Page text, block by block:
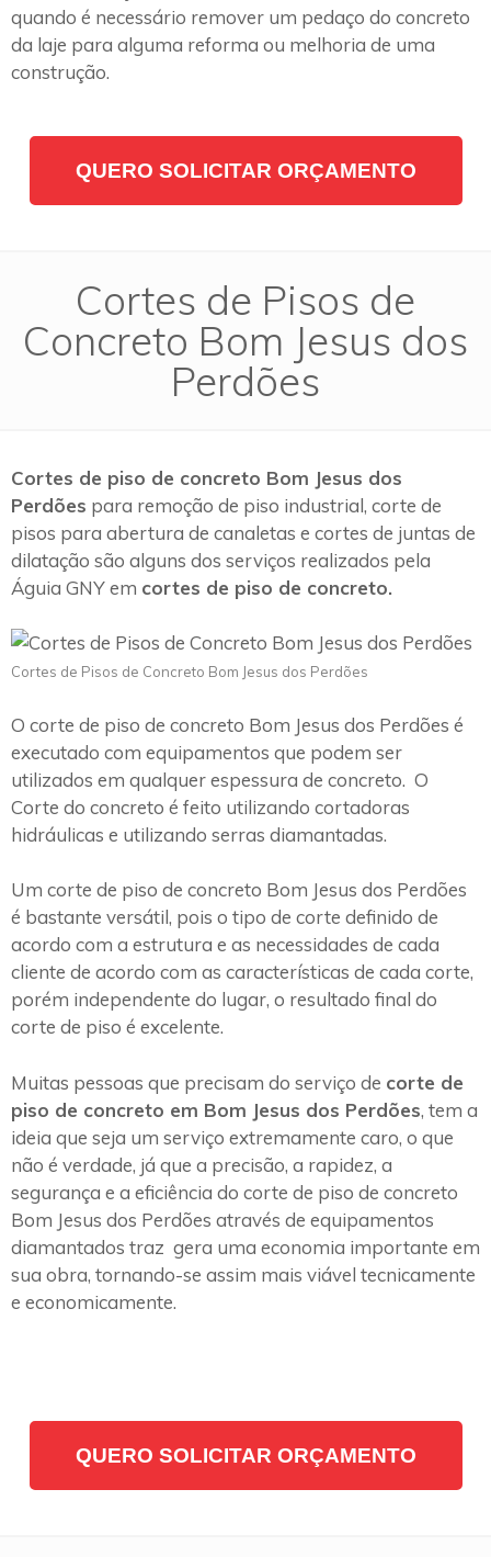
quando é necessário remover um pedaço do concreto
da laje para alguma reforma ou melhoria de uma
construção.
QUERO SOLICITAR ORÇAMENTO
Cortes de Pisos de
Concreto Bom Jesus dos
Perdões
Cortes de piso de concreto Bom Jesus dos
Perdões para remoção de piso industrial, corte de
pisos para abertura de canaletas e cortes de juntas de
dilatação são alguns dos serviços realizados pela
Águia GNY em cortes de piso de concreto.
Cortes de Pisos de Concreto Bom Jesus dos Perdões
O corte de piso de concreto Bom Jesus dos Perdões é
executado com equipamentos que podem ser
utilizados em qualquer espessura de concreto. O
Corte do concreto é feito utilizando cortadoras
hidráulicas e utilizando serras diamantadas.
Um corte de piso de concreto Bom Jesus dos Perdões
é bastante versátil, pois o tipo de corte definido de
acordo com a estrutura e as necessidades de cada
cliente de acordo com as características de cada corte,
porém independente do lugar, o resultado final do
corte de piso é excelente.
Muitas pessoas que precisam do serviço de corte de
piso de concreto em Bom Jesus dos Perdões, tem a
ideia que seja um serviço extremamente caro, o que
não é verdade, já que a precisão, a rapidez, a
segurança e a eficiência do corte de piso de concreto
Bom Jesus dos Perdões através de equipamentos
diamantados traz gera uma economia importante em
sua obra, tornando-se assim mais viável tecnicamente
e economicamente.
QUERO SOLICITAR ORÇAMENTO